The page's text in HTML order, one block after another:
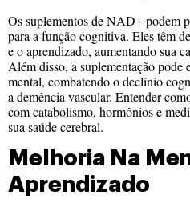
Os suplementos de NAD+ podem
para a função cognitiva. Eles têm
e o aprendizado, aumentando sua
Além disso, a suplementação pode
mental, combatendo o declínio
a demência vascular. Entender
com catabolismo, hormônios e
sua saúde cerebral.
Melhoria Na
Aprendizado